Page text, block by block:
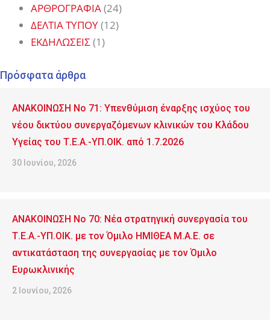
ΑΡΘΡΟΓΡΑΦΙΑ(24)
ΔΕΛΤΙΑ ΤΥΠΟΥ(12)
ΕΚΔΗΛΩΣΕΙΣ(1)
Πρόσφατα άρθρα
ΑΝΑΚΟΙΝΩΣΗ No 71: Υπενθύμιση έναρξης ισχύος του
νέου δικτύου συνεργαζόμενων κλινικών του Κλάδου
Υγείας του Τ.Ε.Α.-ΥΠ.ΟΙΚ. από 1.7.2026
30 Ιουνίου, 2026
ΑΝΑΚΟΙΝΩΣΗ No 70: Νέα στρατηγική συνεργασία του
Τ.Ε.Α.-ΥΠ.ΟΙΚ. με τον Όμιλο ΗΜΙΘΕΑ Μ.Α.Ε. σε
αντικατάσταση της συνεργασίας με τον Όμιλο
Ευρωκλινικής
2 Ιουνίου, 2026